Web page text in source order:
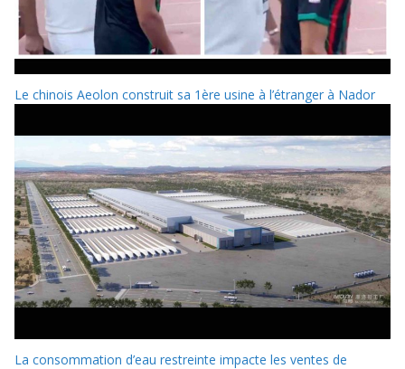
Le chinois Aeolon construit sa 1ère usine à l’étranger à Nador
La consommation d’eau restreinte impacte les ventes de